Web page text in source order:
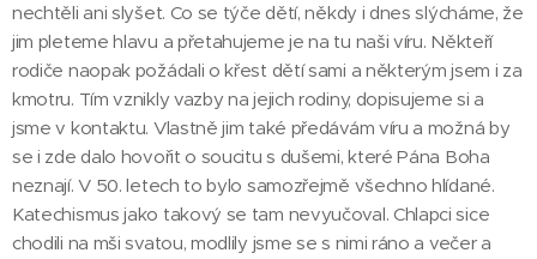
nechtěli ani slyšet. Co se týče dětí, někdy i dnes slýcháme, že
jim pleteme hlavu a přetahujeme je na tu naši víru. Někteří
rodiče naopak požádali o křest dětí sami a některým jsem i za
kmotru. Tím vznikly vazby na jejich rodiny, dopisujeme si a
jsme v kontaktu. Vlastně jim také předávám víru a možná by
se i zde dalo hovořit o soucitu s dušemi, které Pána Boha
neznají. V 50. letech to bylo samozřejmě všechno hlídané.
Katechismus jako takový se tam nevyučoval. Chlapci sice
chodili na mši svatou, modlily jsme se s nimi ráno a večer a